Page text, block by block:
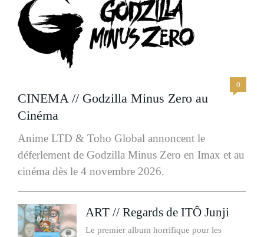
0
CINEMA // Godzilla Minus Zero au
Cinéma
Anime LTD & Toho Global annoncent le
déferlement de Godzilla Minus Zero en Imax et au
cinéma dès le 4 novembre 2026.
ART // Regards de ITÔ Junji
Le premier album horrifique pour les